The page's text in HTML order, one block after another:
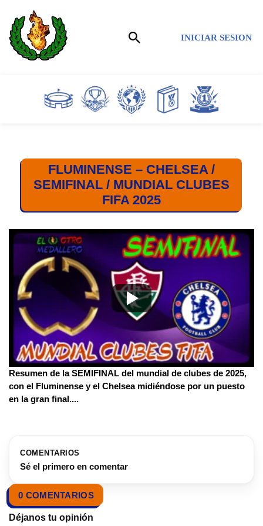
Saltar
al
contenido
INICIAR SESION
FLUMINENSE – CHELSEA /
SEMIFINAL / MUNDIAL CLUBES
FIFA 2025
Resumen de la SEMIFINAL del mundial de clubes de 2025,
con el Fluminense y el Chelsea midiéndose por un puesto
en la gran final....
COMENTARIOS
Sé el primero en comentar
0 COMENTARIOS